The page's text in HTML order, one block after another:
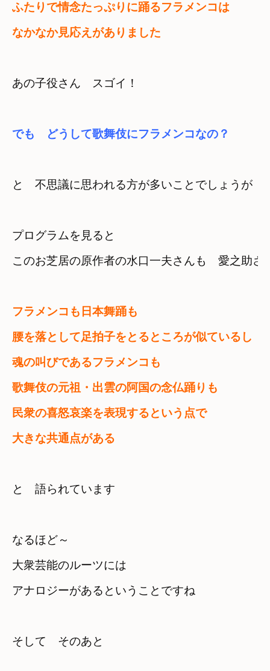
ふたりで情念たっぷりに踊るフラメンコは
なかなか見応えがありました
あの子役さん　スゴイ！
でも　どうして歌舞伎にフラメンコなの？
と　不思議に思われる方が多いことでしょうが
プログラムを見ると
このお芝居の原作者の水口一夫さんも　愛之助さ
フラメンコも日本舞踊も
腰を落として足拍子をとるところが似ているし
魂の叫びであるフラメンコも
歌舞伎の元祖・出雲の阿国の念仏踊りも
民衆の喜怒哀楽を表現するという点で
大きな共通点がある
と　語られています
なるほど～
大衆芸能のルーツには
アナロジーがあるということですね
そして　そのあと